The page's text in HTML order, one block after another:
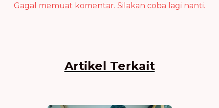
Gagal memuat komentar. Silakan coba lagi nanti.
Artikel Terkait